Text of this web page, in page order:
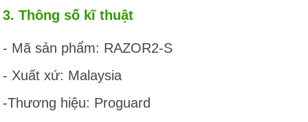
3. Thông số kĩ thuật
- Mã sản phẩm: RAZOR2-S
- Xuất xứ: Malaysia
-Thương hiệu: Proguard